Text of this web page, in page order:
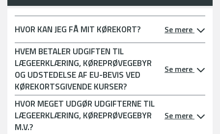
HVOR KAN JEG FÅ MIT KØREKORT? Se mere
HVEM BETALER UDGIFTEN TIL
LÆGEERKLÆRING, KØREPRØVEGEBYR
OG UDSTEDELSE AF EU-BEVIS VED
KØREKORTSGIVENDE KURSER?
Se mere
HVOR MEGET UDGØR UDGIFTERNE TIL
LÆGEERKLÆRING, KØREPRØVEGEBYR
M.V.?
Se mere